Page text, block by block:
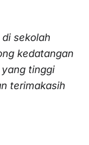
sekolah
kedatangan
tinggi
terimakasih